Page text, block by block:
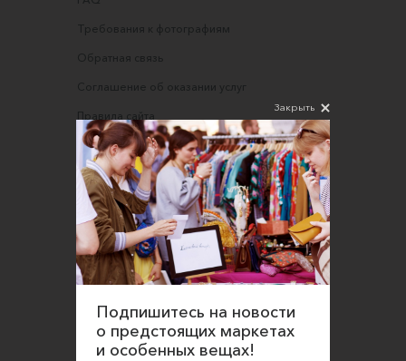
Требования к фотографиям
Обратная связь
Соглашение об оказании услуг
Правила сайта
Оферта для продавцов
Оферта для покупателей
Политика конфиденциальности
Согласие на обработку персональных данных
Закрыть
Подпишитесь на новости
о предстоящих маркетах
и особенных вещах!